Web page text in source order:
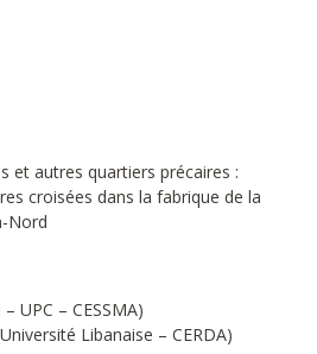
et autres quartiers précaires :
croisées dans la fabrique de la
Nord
UPC – CESSMA)
Libanaise – CERDA)